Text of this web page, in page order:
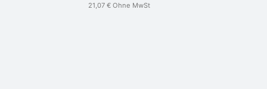
21,07 € Ohne MwSt